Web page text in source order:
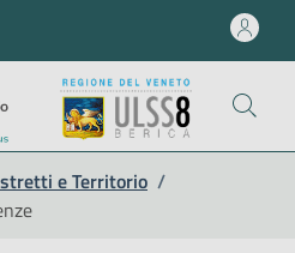
e Territorio /